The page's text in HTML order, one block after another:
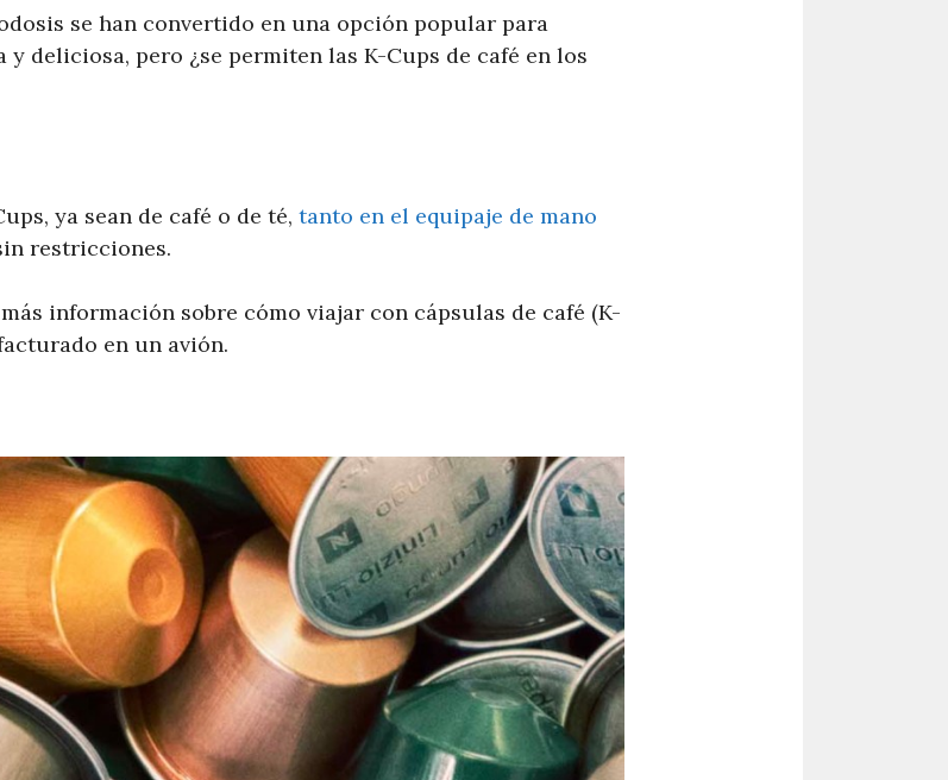
se han convertido en una opción popular para
deliciosa, pero ¿se permiten las K-Cups de café en los
ya sean de café o de té, tanto en el equipaje de mano
restricciones.
información sobre cómo viajar con cápsulas de café (K-
en un avión.